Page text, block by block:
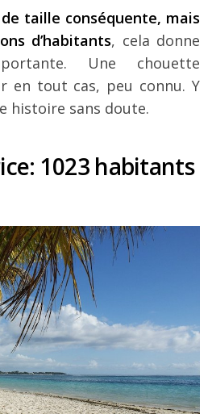
taille conséquente, mais
d’habitants, cela donne
Une chouette
en tout cas, peu connu. Y
histoire sans doute.
: 1023 habitants